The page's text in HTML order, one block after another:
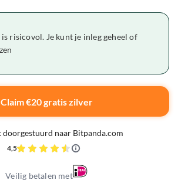
risicovol. Je kunt je inleg geheel of
Claim €20 gratis zilver
doorgestuurd naar Bitpanda.com
4,5
Veilig betalen met